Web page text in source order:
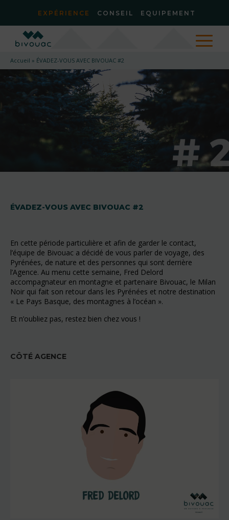
EXPÉRIENCE CONSEIL EQUIPEMENT
Accueil » ÉVADEZ-VOUS AVEC BIVOUAC #2
ÉVADEZ-VOUS AVEC BIVOUAC #2
En cette période particulière et afin de garder le contact,
l’équipe de Bivouac a décidé de vous parler de voyage, des
Pyrénées, de nature et des personnes qui sont derrière
l’Agence. Au menu cette semaine, Fred Delord
accompagnateur en montagne et partenaire Bivouac, le Milan
Noir qui fait son retour dans les Pyrénées et notre destination
« Le Pays Basque, des montagnes à l’océan ».
Et n’oubliez pas, restez bien chez vous !
CÔTÉ AGENCE